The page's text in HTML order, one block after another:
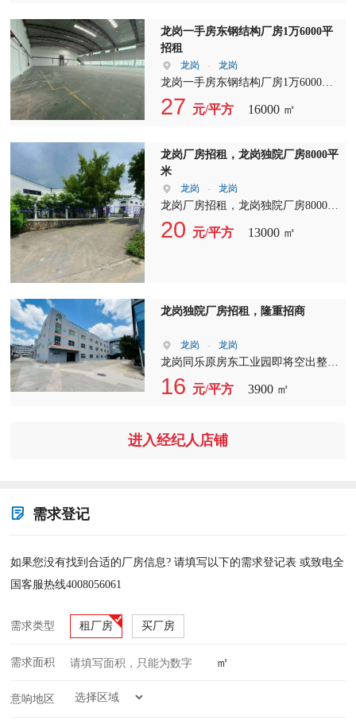
龙岗一手房东钢结构厂房1万6000平
招租
龙岗 - 龙岗
龙岗一手房东钢结构厂房1万6000平
招租，层高15米，适合各种行业，园
区空地超大，拖头车可以掉头。
27 元/平方 16000 ㎡
龙岗厂房招租，龙岗独院厂房8000平
米
龙岗 - 龙岗
龙岗厂房招租，龙岗独院厂房8000平
米，滴水九米高，电按需，租金20
元，欢迎来电
20 元/平方 13000 ㎡
龙岗独院厂房招租，隆重招商
龙岗 - 龙岗
龙岗同乐原房东工业园即将空出整栋
厂房1-3层共3900平方，隆重招商
中，配有超大3吨货梯，特惠价16.5
16 元/平方 3900 ㎡
进入经纪人店铺
需求登记
如果您没有找到合适的厂房信息? 请填写以下的需求登记表 或致电全
国客服热线4008056061
需求类型 租厂房 买厂房
需求面积 ㎡
意响地区